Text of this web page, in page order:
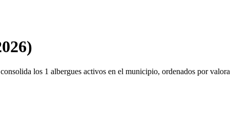
los 1 albergues activos en el municipio, ordenados por